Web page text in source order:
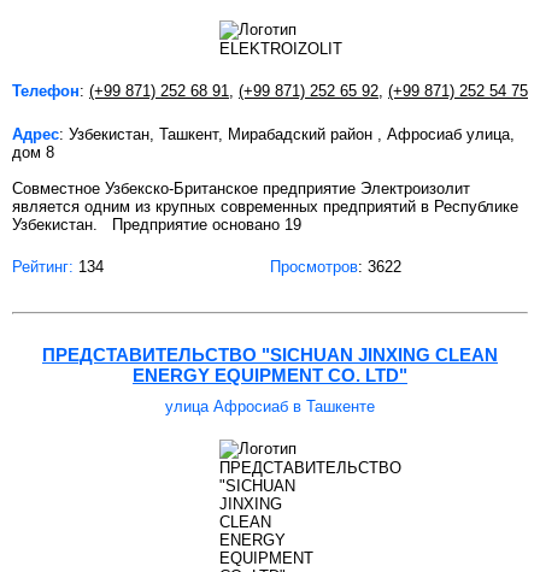
Телефон: (+99 871) 252 68 91 (+99 871) 252 65 92 (+99 871) 252 54 75
Адрес: Узбекистан, Ташкент, Мирабадский район , Афросиаб улица,
дом 8
Совместное Узбекско-Британское предприятие Электроизолит
является одним из крупных современных предприятий в Республике
Узбекистан. Предприятие основано 19
Рейтинг: 134 Просмотров: 3622
ПРЕДСТАВИТЕЛЬСТВО "SICHUAN JINXING CLEAN
ENERGY EQUIPMENT CO. LTD"
улица Афросиаб в Ташкенте